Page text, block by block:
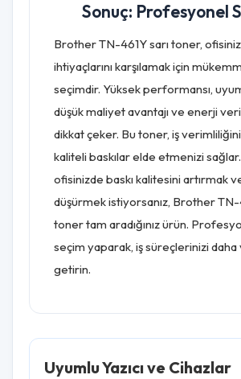
Sonuç: Profesyonel
Brother TN-461Y sarı toner,
ihtiyaçlarını karşılamak için
seçimdir. Yüksek performansı,
düşük maliyet avantajı ve enerji
dikkat çeker. Bu toner, iş
kaliteli baskılar elde etmenizi
ofisinizde baskı kalitesini artırmak
düşürmek istiyorsanız, Brother TN-
toner tam aradığınız ürün.
seçim yaparak, iş süreçlerinizi
getirin.
Uyumlu Yazıcı ve Cihazlar